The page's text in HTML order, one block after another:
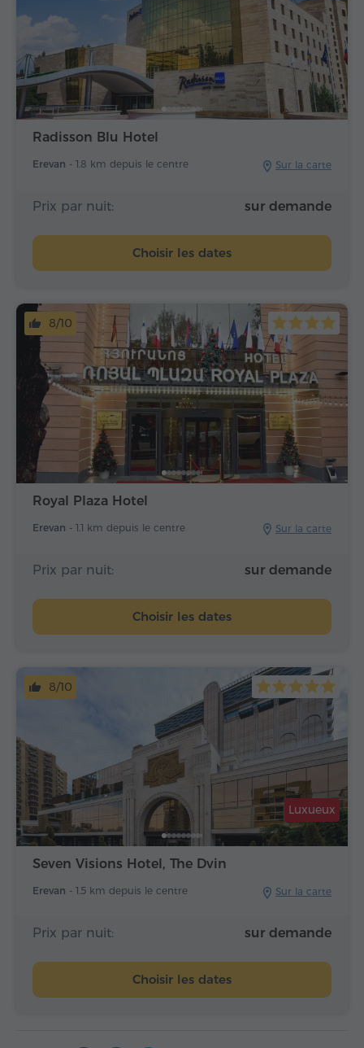
Radisson Blu Hotel
Erevan - 1.8 km depuis le centre Sur la carte
Prix par nuit: sur demande
Choisir les dates
Royal Plaza Hotel
Erevan - 1.1 km depuis le centre Sur la carte
8/10
Prix par nuit: sur demande
Choisir les dates
Seven Visions Hotel, The Dvin
Erevan - 1.5 km depuis le centre Sur la carte
Luxueux
8/10
Prix par nuit: sur demande
Choisir les dates